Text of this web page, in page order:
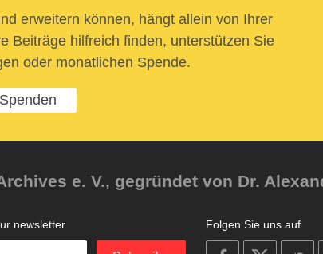
erweitern können, hängt allein von Ihrer
Beiträge hilfreich finden, unterstützen Sie
oder monatlichen Spende.
Spenden
e. V., gegründet von Dr.
Folgen Sie uns auf
on
on on
newsletter